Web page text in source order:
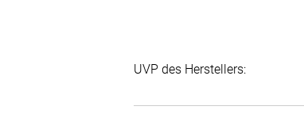
UVP des Herstellers: